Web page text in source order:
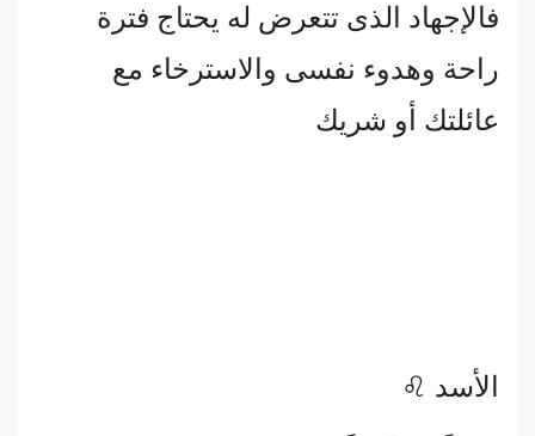
فالإجهاد الذى تتعرض له يحتاج فترة
راحة وهدوء نفسى والاسترخاء مع
عائلتك أو شريك
الأسد ♌